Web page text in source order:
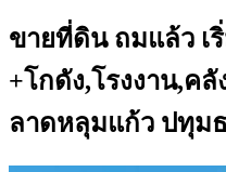
ขายที่ดิน ถมแล้ว เ
+โกดัง,โรงงาน,ค
ลาดหลุมแก้ว ปทุมธ